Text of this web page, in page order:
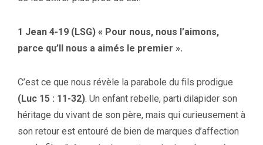
1 Jean 4-19 (LSG) « Pour nous, nous l’aimons,
parce qu’Il nous a aimés le premier ».
C’est ce que nous révèle la parabole du fils prodigue
(Luc 15 : 11-32). Un enfant rebelle, parti dilapider son
héritage du vivant de son père, mais qui curieusement à
son retour est entouré de bien de marques d’affection